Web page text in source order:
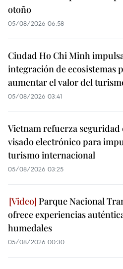
otoño
05/08/2026 06:58
Ciudad Ho Chi Minh
integración de ecosistemas
aumentar el valor del
05/08/2026 03:41
Vietnam refuerza seguridad
visado electrónico para
turismo internacional
05/08/2026 03:25
Parque Nacional
ofrece experiencias
humedales
05/08/2026 00:30